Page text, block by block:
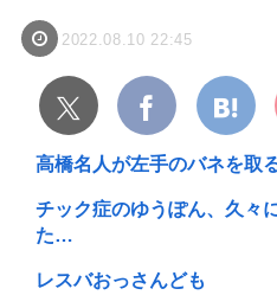
2022.08.10 22:45
高橋名人が左手のバネを取
チック症のゆうぽん、久々
た…
レスバおっさんども